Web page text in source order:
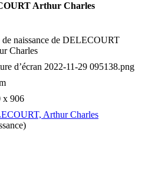
Arthur Charles
naissance de DELECOURT
Charles
d’écran 2022-11-29 095138.png
x 906
Arthur Charles